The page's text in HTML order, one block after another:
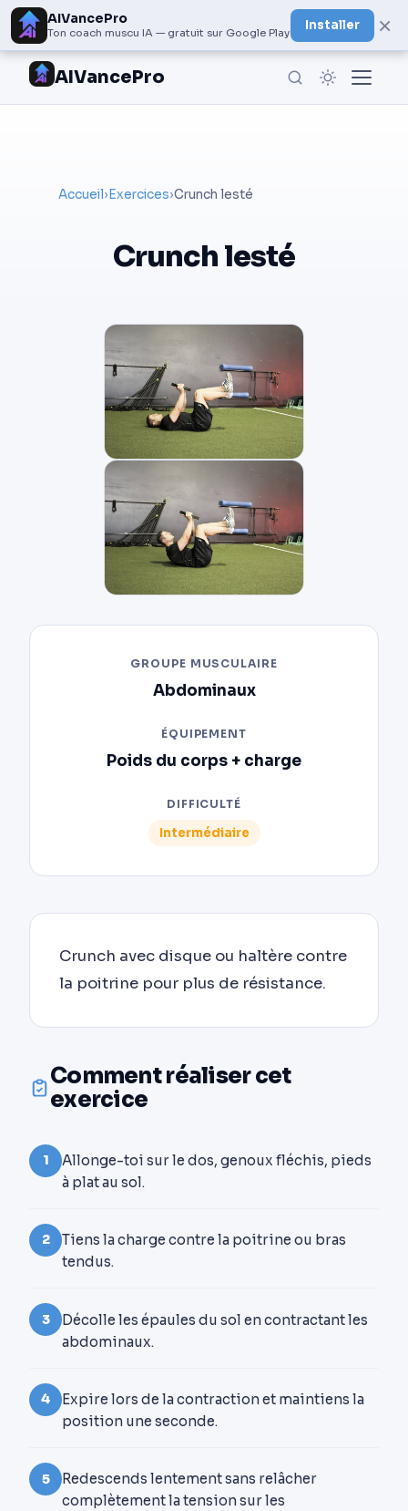
AIVancePro
Ton coach muscu IA — gratuit sur Google Play
Installer ×
AIVancePro
Accueil› Exercices›Crunch lesté
Crunch lesté
GROUPE MUSCULAIRE
Abdominaux
ÉQUIPEMENT
Poids du corps + charge
DIFFICULTÉ
Intermédiaire
Crunch avec disque ou haltère contre
la poitrine pour plus de résistance.
Comment réaliser cet
exercice
1
Allonge-toi sur le dos, genoux fléchis, pieds
à plat au sol.
2
Tiens la charge contre la poitrine ou bras
tendus.
3
Décolle les épaules du sol en contractant les
abdominaux.
4
Expire lors de la contraction et maintiens la
position une seconde.
5
Redescends lentement sans relâcher
complètement la tension sur les